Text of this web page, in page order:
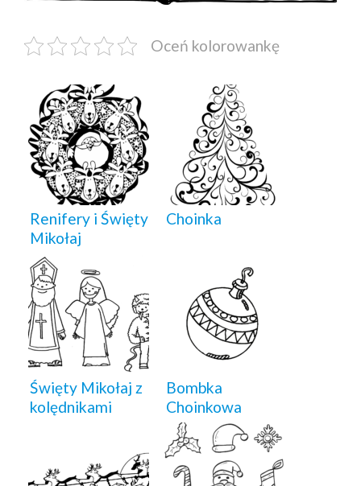
Oceń kolorowankę
Renifery i Święty
Mikołaj
Choinka
Święty Mikołaj z
kolędnikami
Bombka
Choinkowa